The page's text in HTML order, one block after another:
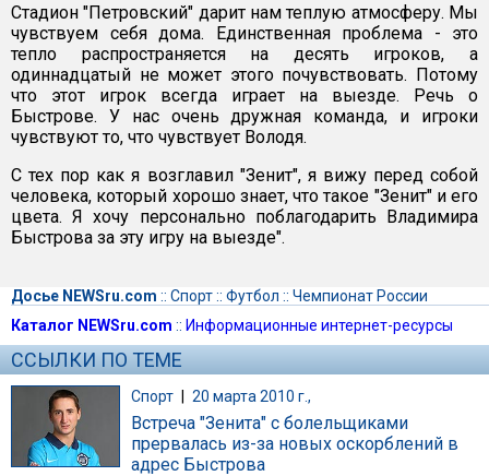
Стадион "Петровский" дарит нам теплую атмосферу. Мы
чувствуем себя дома. Единственная проблема - это
тепло распространяется на десять игроков, а
одиннадцатый не может этого почувствовать. Потому
что этот игрок всегда играет на выезде. Речь о
Быстрове. У нас очень дружная команда, и игроки
чувствуют то, что чувствует Володя.
С тех пор как я возглавил "Зенит", я вижу перед собой
человека, который хорошо знает, что такое "Зенит" и его
цвета. Я хочу персонально поблагодарить Владимира
Быстрова за эту игру на выезде".
Досье NEWSru.com :: Спорт:: Футбол :: Чемпионат России
Каталог NEWSru.com :: Информационные интернет-ресурсы
ССЫЛКИ ПО ТЕМЕ
Спорт | 20 марта 2010 г.,
Встреча "Зенита" с болельщиками
прервалась из-за новых оскорблений в
адрес Быстрова